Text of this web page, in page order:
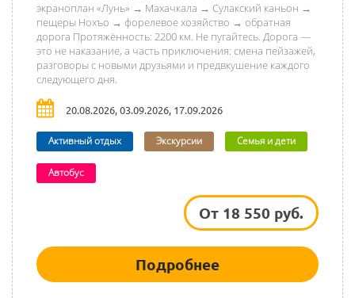
экраноплан «Лунь» → Махачкала → Сулакский каньон →
пещеры Нохъо → форелевое хозяйство → обратная
дорога Протяжённость: 2200 км. Не пугайтесь. Дорога —
это не наказание, а часть приключения: смена пейзажей,
разговоры с новыми друзьями и предвкушение каждого
следующего дня.
20.08.2026, 03.09.2026, 17.09.2026
Активный отдых Экскурсии Семья и дети
Автобус
От 18 550 руб.
Подробнее